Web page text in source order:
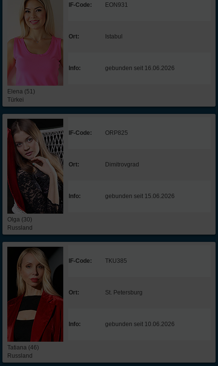
Elena (51)
Türkei
IF-Code: EON931
Ort: Istabul
Info: gebunden seit 16.06.2026
Olga (30)
Russland
IF-Code: ORP825
Ort: Dimitrovgrad
Info: gebunden seit 15.06.2026
Tatiana (46)
Russland
IF-Code: TKU385
Ort: St. Petersburg
Info: gebunden seit 10.06.2026